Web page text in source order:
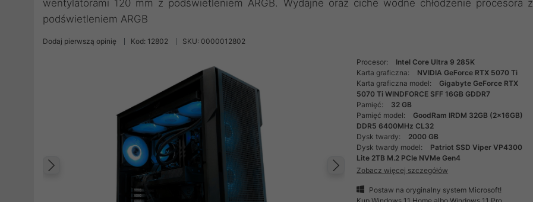
wentylatorami 120 mm z podświetleniem ARGB. Wydajne oraz ciche wodne chłodzenie procesora z
podświetleniem ARGB
Dodaj pierwszą opinię Kod: 12802 SKU: 0000012802
Następny
Poprzedni
Procesor:
Intel Core Ultra 9 285K
Karta graficzna:
NVIDIA GeForce RTX 5070 Ti
Karta graficzna model:
Gigabyte GeForce RTX
5070 Ti WINDFORCE SFF 16GB GDDR7
Pamięć:
32 GB
Pamięć model:
GoodRam IRDM 32GB (2x16GB)
DDR5 6400MHz CL32
Dysk twardy:
2000 GB
Dysk twardy model:
Patriot SSD Viper VP4300
Lite 2TB M.2 PCIe NVMe Gen4
Zobacz więcej szczegółów
Postaw na oryginalny system Microsoft!